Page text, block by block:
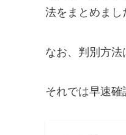
法をまとめまし
なお、判別方法
それでは早速確